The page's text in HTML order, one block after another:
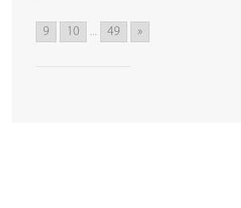
9 10 ... 49 »